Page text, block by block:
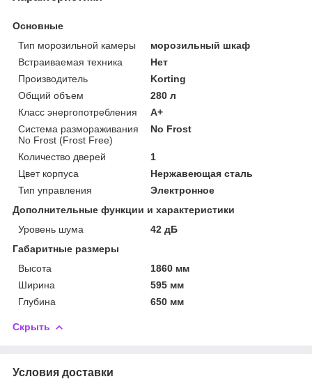
Основные
Тип морозильной камеры
морозильный шкаф
Встраиваемая техника
Нет
Производитель
Korting
Общий объем
280 л
Класс энергопотребления
A+
Система размораживания
No Frost (Frost Free)
No Frost
Количество дверей
1
Цвет корпуса
Нержавеющая сталь
Тип управления
Электронное
Дополнительные функции и характеристики
Уровень шума
42 дБ
Габаритные размеры
Высота
1860 мм
Ширина
595 мм
Глубина
650 мм
Скрыть
Условия доставки